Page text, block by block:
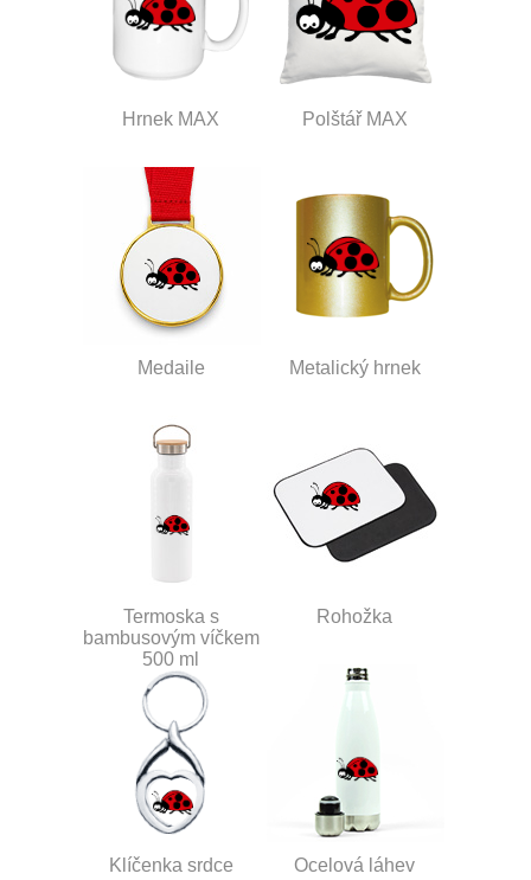
Hrnek MAX Polštář MAX
Medaile Metalický hrnek
Termoska s
bambusovým víčkem
500 ml
Rohožka
Klíčenka srdce Ocelová láhev